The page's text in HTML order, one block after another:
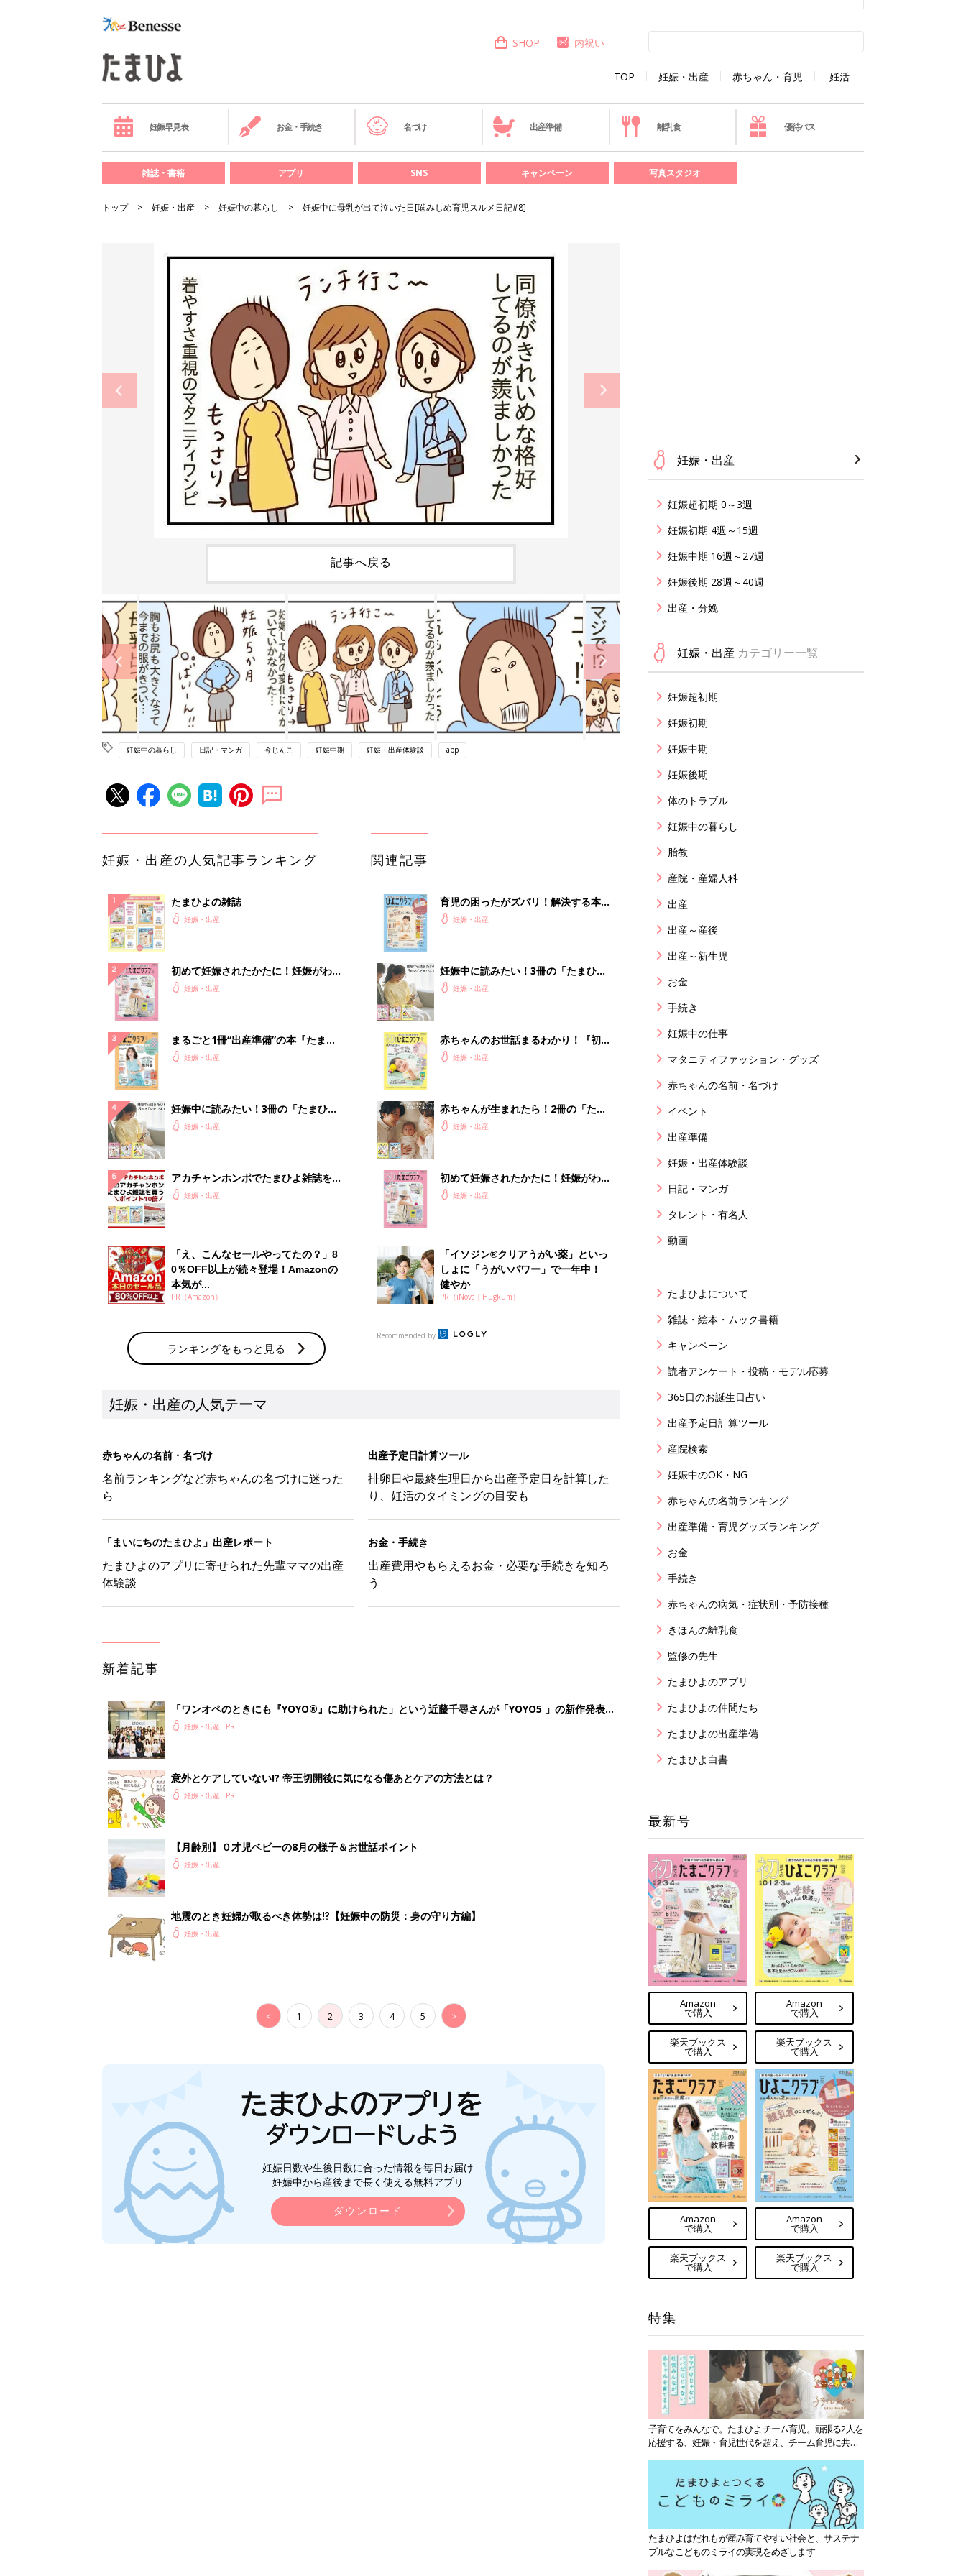
TOP 妊娠・出産 赤ちゃん・育児 妊活
SHOP 内祝い
妊娠早見表 お金・手続き 名づけ 出産準備 離乳食 優待パス
雑誌・書籍 アプリ SNS キャンペーン 写真スタジオ
トップ 妊娠・出産 妊娠中の暮らし 妊娠中に母乳が出て泣いた日[噛みしめ育児スルメ日記#8]
記事へ戻る
妊娠中の暮らし 日記・マンガ 今じんこ 妊娠中期 妊娠・出産体験談 app
妊娠・出産の人気記事ランキング
たまひよの雑誌
妊娠・出産
初めて妊娠されたかたに！妊娠がわか
ったら最初に読む本『初めてのたまご
妊娠・出産
まるごと1冊“出産準備”の本『たまご
クラブ 夏号』〈スペシャル大特集〉
妊娠・出産
妊娠中に読みたい！3冊の「たまひ
よ」妊娠・出産
アカチャンホンポでたまひよ雑誌を買
うとポイント10倍【期間限定】
妊娠・出産
「え、こんなセールやってたの？」8
0％OFF以上が続々登場！Amazonの
本気が...
PR（Amazon）
ランキングをもっと見る
関連記事
育児の困ったがズバリ！解決する本
『ひよこクラブ 秋号』 4カ月～2才
妊娠・出産
妊娠中に読みたい！3冊の「たまひ
よ」妊娠・出産
赤ちゃんのお世話まるわかり！『初め
てのひよこクラブ 夏号』〈巻頭大特
妊娠・出産
赤ちゃんが生まれたら！2冊の「たま
ひよ」
妊娠・出産
初めて妊娠されたかたに！妊娠がわか
ったら最初に読む本『初めてのたまご
妊娠・出産
「イソジン®クリアうがい薬」といっ
しょに「うがいパワー」で一年中！
健やか
PR（iNova｜Hugkum）
Recommended by
妊娠・出産の人気テーマ
赤ちゃんの名前・名づけ
名前ランキングなど赤ちゃんの名づけに迷った
ら
出産予定日計算ツール
排卵日や最終生理日から出産予定日を計算した
り、妊活のタイミングの目安も
「まいにちのたまひよ」出産レポート
たまひよのアプリに寄せられた先輩ママの出産
体験談
お金・手続き
出産費用やもらえるお金・必要な手続きを知ろ
う
新着記事
「ワンオペのときにも『YOYO®』に助けられた」という近藤千尋さんが「YOYO5 」の新作発表
会に登場。「YOYO®」を愛用し続けている魅力とは!?
妊娠・出産
意外とケアしていない!? 帝王切開後に気になる傷あとケアの方法とは？
妊娠・出産
【月齢別】０才児ベビーの8月の様子＆お世話ポイント
妊娠・出産
地震のとき妊婦が取るべき体勢は⁉︎【妊娠中の防災：身の守り方編】
妊娠・出産
< 1 2 3 4 5 >
妊娠日数や生後日数に合った情報を毎日お届け
妊娠中から産後まで長く使える無料アプリ
ダウンロード
妊娠・出産
妊娠超初期 0～3週
妊娠初期 4週～15週
妊娠中期 16週～27週
妊娠後期 28週～40週
出産・分娩
妊娠・出産 カテゴリー一覧
妊娠超初期
妊娠初期
妊娠中期
妊娠後期
体のトラブル
妊娠中の暮らし
胎教
産院・産婦人科
出産
出産～産後
出産～新生児
お金
手続き
妊娠中の仕事
マタニティファッション・グッズ
赤ちゃんの名前・名づけ
イベント
出産準備
妊娠・出産体験談
日記・マンガ
タレント・有名人
動画
たまひよについて
雑誌・絵本・ムック書籍
キャンペーン
読者アンケート・投稿・モデル応募
365日のお誕生日占い
出産予定日計算ツール
産院検索
妊娠中のOK・NG
赤ちゃんの名前ランキング
出産準備・育児グッズランキング
お金
手続き
赤ちゃんの病気・症状別・予防接種
きほんの離乳食
監修の先生
たまひよのアプリ
たまひよの仲間たち
たまひよの出産準備
たまひよ白書
最新号
Amazon
で購入
楽天ブックス
で購入
Amazon
で購入
楽天ブックス
で購入
Amazon
で購入
楽天ブックス
で購入
Amazon
で購入
楽天ブックス
で購入
特集
子育てをみんなで。たまひよチーム育児。頑張る2人を
応援する、妊娠・育児世代を超え、チーム育児に共感
たまひよはだれもが産み育てやすい社会と、サステナ
ブルなこどものミライの実現をめざします